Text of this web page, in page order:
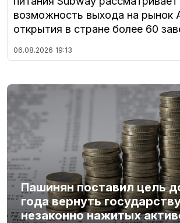
возможность выхода на рынок
открытия в стране более 60
06.08.2026 19:13
Пашинян поставил цель
года вернуть
незаконно нажитых